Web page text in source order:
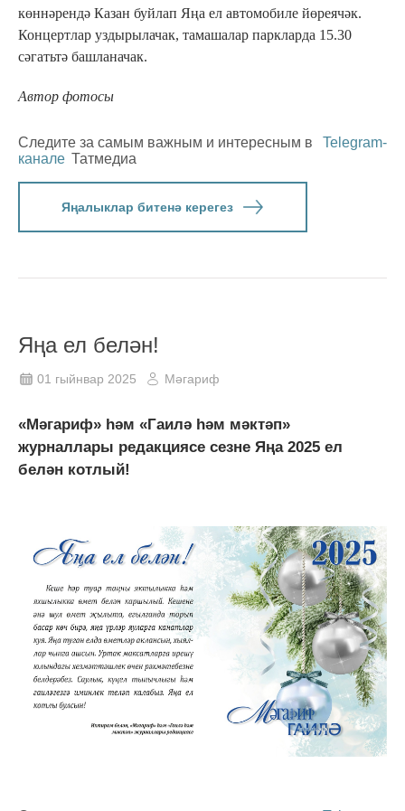
көннәрендә Казан буйлап Яңа ел автомобиле йөреячәк.
Концертлар уздырылачак, тамашалар паркларда 15.30
сәгатьтә башланачак.
Автор фотосы
Следите за самым важным и интересным в
Telegram-
канале Татмедиа
Яңалыклар битенә керегез
Яңа ел белән!
01 гыйнвар 2025 Мәгариф
«Мәгариф» һәм «Гаилә һәм мәктәп»
журналлары редакциясе сезне Яңа 2025 ел
белән котлый!